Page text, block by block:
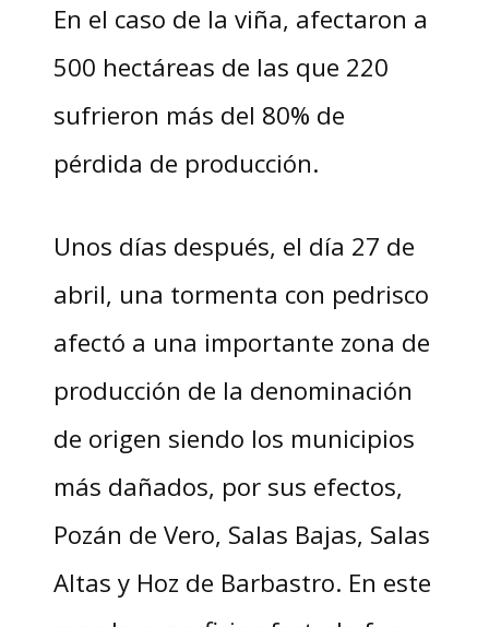
En el caso de la viña, afectaron a
500 hectáreas de las que 220
sufrieron más del 80% de
pérdida de producción.
Unos días después, el día 27 de
abril, una tormenta con pedrisco
afectó a una importante zona de
producción de la denominación
de origen siendo los municipios
más dañados, por sus efectos,
Pozán de Vero, Salas Bajas, Salas
Altas y Hoz de Barbastro. En este